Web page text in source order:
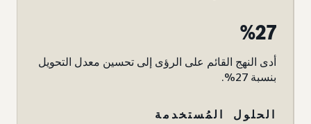
27‏%
أدى النهج القائم على الرؤى إلى تحسين معدل التحويل
بنسبة 27%.
الحلول المُستخدمة